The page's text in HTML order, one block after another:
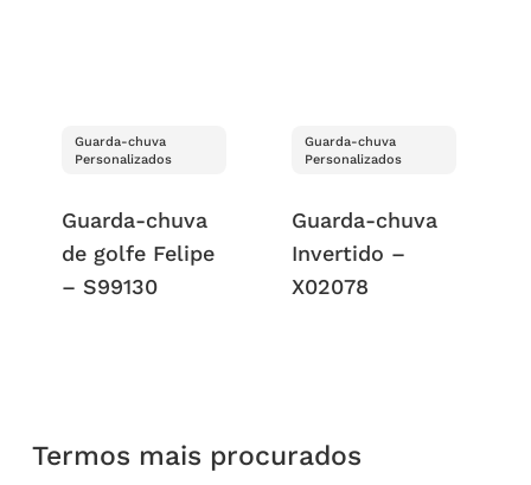
Guarda-chuva
Personalizados
Guarda-chuva
de golfe Felipe
– S99130
Guarda-chuva
Personalizados
Guarda-chuva
Invertido –
X02078
Termos mais procurados